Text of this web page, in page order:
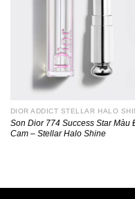
DIOR ADDICT STELLAR HALO
Son Dior 774 Success Star Màu
Cam – Stellar Halo Shine